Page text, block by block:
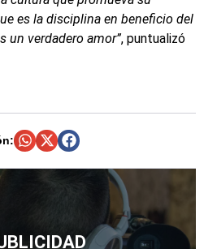
es la disciplina en beneficio del
un verdadero amor”, puntualizó